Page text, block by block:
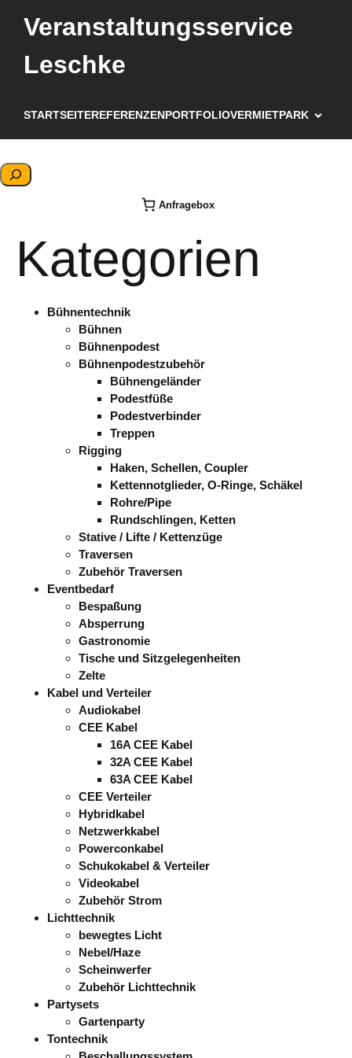
Veranstaltungsservice
Leschke
STARTSEITEREFERENZENPORTFOLIOVERMIETPARK
S
u
Anfragebox
Kategorien
Bühnentechnik
Bühnen
Bühnenpodest
Bühnenpodestzubehör
Bühnengeländer
Podestfüße
Podestverbinder
Treppen
Rigging
Haken, Schellen, Coupler
Kettennotglieder, O-Ringe, Schäkel
Rohre/Pipe
Rundschlingen, Ketten
Stative / Lifte / Kettenzüge
Traversen
Zubehör Traversen
Eventbedarf
Bespaßung
Absperrung
Gastronomie
Tische und Sitzgelegenheiten
Zelte
Kabel und Verteiler
Audiokabel
CEE Kabel
16A CEE Kabel
32A CEE Kabel
63A CEE Kabel
CEE Verteiler
Hybridkabel
Netzwerkkabel
Powerconkabel
Schukokabel & Verteiler
Videokabel
Zubehör Strom
Lichttechnik
bewegtes Licht
Nebel/Haze
Scheinwerfer
Zubehör Lichttechnik
Partysets
Gartenparty
Tontechnik